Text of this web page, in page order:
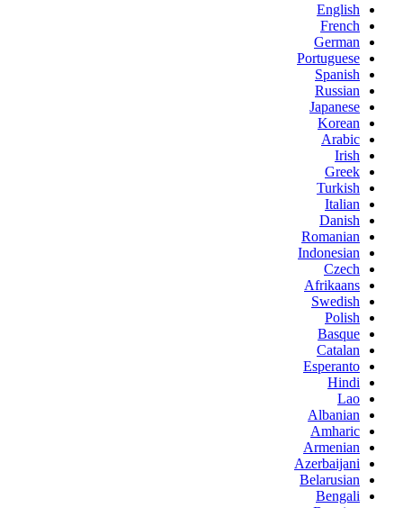
English
French
German
Portuguese
Spanish
Russian
Japanese
Korean
Arabic
Irish
Greek
Turkish
Italian
Danish
Romanian
Indonesian
Czech
Afrikaans
Swedish
Polish
Basque
Catalan
Esperanto
Hindi
Lao
Albanian
Amharic
Armenian
Azerbaijani
Belarusian
Bengali